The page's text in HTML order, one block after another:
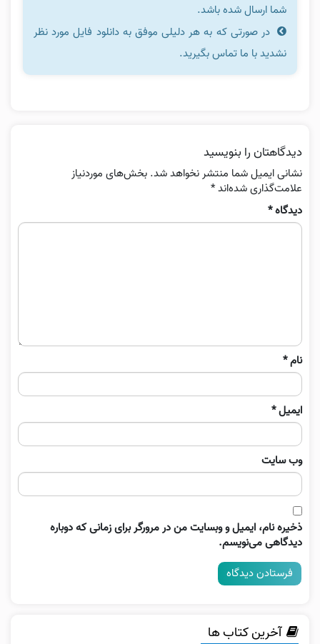
شما ارسال شده باشد.
در صورتی که به هر دلیلی موفق به دانلود فایل مورد نظر
نشدید با ما تماس بگیرید.
دیدگاهتان را بنویسید
نشانی ایمیل شما منتشر نخواهد شد. بخش‌های موردنیاز
علامت‌گذاری شده‌اند*
دیدگاه*
نام*
ایمیل*
وب‌ سایت
ذخیره نام، ایمیل و وبسایت من در مرورگر برای زمانی که دوباره
دیدگاهی می‌نویسم.
آخرین کتاب ها